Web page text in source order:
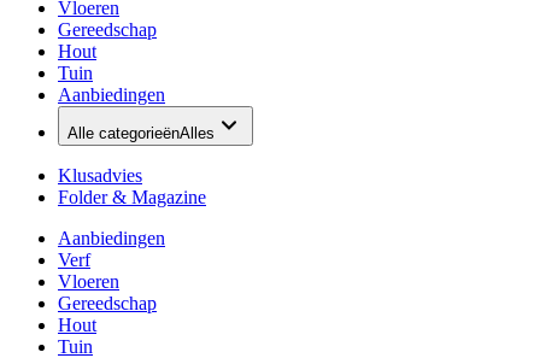
Vloeren
Gereedschap
Hout
Tuin
Aanbiedingen
Alle categorieënAlles
Klusadvies
Folder & Magazine
Aanbiedingen
Verf
Vloeren
Gereedschap
Hout
Tuin